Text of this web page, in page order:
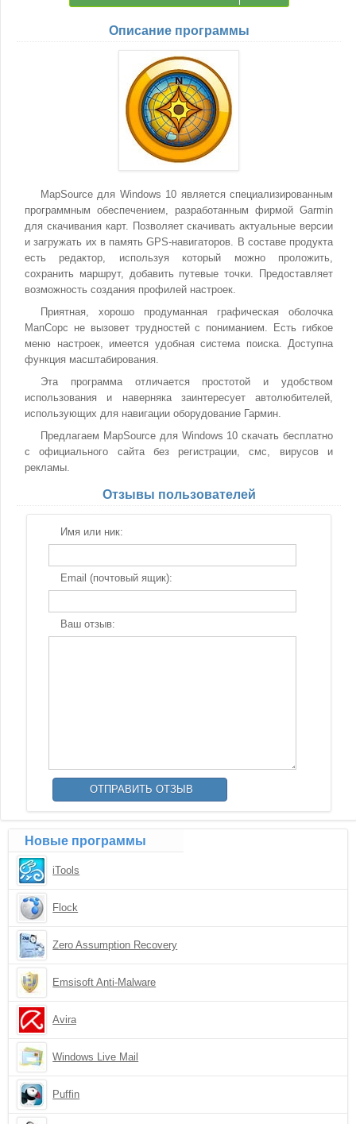
Описание программы
MapSource для Windows 10 является специализированным
программным обеспечением, разработанным фирмой Garmin
для скачивания карт. Позволяет скачивать актуальные версии
и загружать их в память GPS-навигаторов. В составе продукта
есть редактор, используя который можно проложить,
сохранить маршрут, добавить путевые точки. Предоставляет
возможность создания профилей настроек.
Приятная, хорошо продуманная графическая оболочка
МапСорс не вызовет трудностей с пониманием. Есть гибкое
меню настроек, имеется удобная система поиска. Доступна
функция масштабирования.
Эта программа отличается простотой и удобством
использования и наверняка заинтересует автолюбителей,
использующих для навигации оборудование Гармин.
Предлагаем MapSource для Windows 10 скачать бесплатно
с официального сайта без регистрации, смс, вирусов и
рекламы.
Отзывы пользователей
Имя или ник:
Email (почтовый ящик):
Ваш отзыв:
Новые программы
iTools
Flock
Zero Assumption Recovery
Emsisoft Anti-Malware
Avira
Windows Live Mail
Puffin